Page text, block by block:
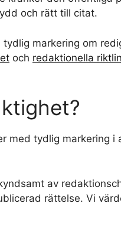
och rätt till citat.
markering om
och redaktionella
med tydlig markering
av
rättelse. Vi